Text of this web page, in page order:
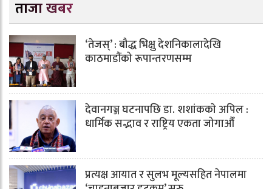
ताजा खबर
‘तेजस्’ : बौद्ध भिक्षु देशनिकालादेखि
काठमाडौंको रूपान्तरणसम्म
देवानगञ्ज घटनापछि डा. शशांककाे अपिल :
धार्मिक सद्भाव र राष्ट्रिय एकता जोगाऔँ
प्रत्यक्ष आयात र सुलभ मूल्यसहित नेपालमा